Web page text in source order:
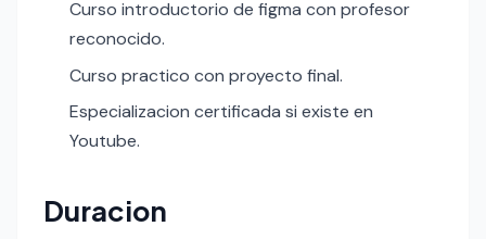
Curso introductorio de figma con profesor
reconocido.
Curso practico con proyecto final.
Especializacion certificada si existe en
Youtube.
Duracion